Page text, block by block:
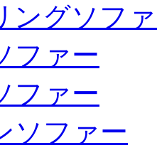
ングソフ
ファー
ファー
ソファー